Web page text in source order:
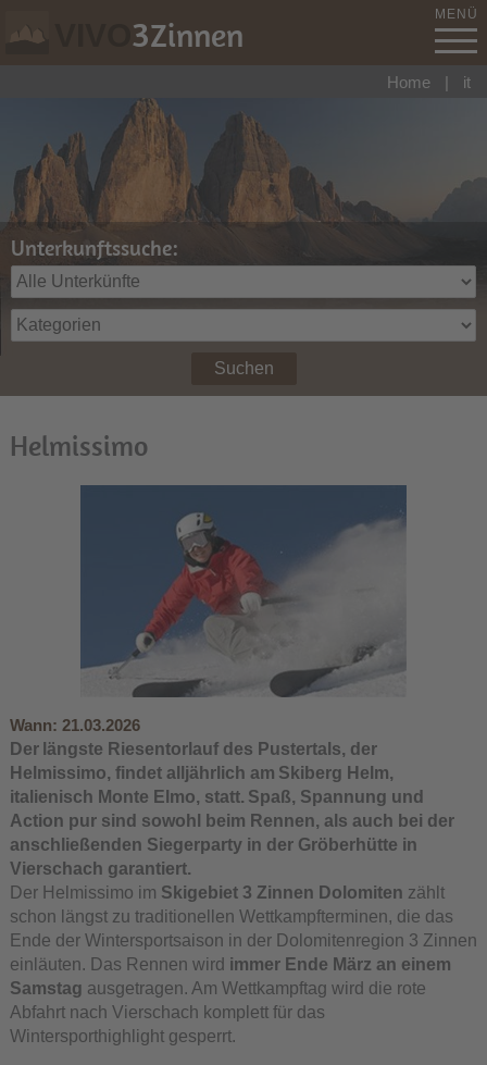
3Zinnen MENÜ
Unterkunftssuche:
Suchen
Home | it
Helmissimo
Wann: 21.03.2026
Der längste Riesentorlauf des Pustertals, der
Helmissimo, findet alljährlich am Skiberg Helm,
italienisch Monte Elmo, statt. Spaß, Spannung und
Action pur sind sowohl beim Rennen, als auch bei der
anschließenden Siegerparty in der Gröberhütte in
Vierschach garantiert.
Der Helmissimo im Skigebiet 3 Zinnen Dolomiten zählt
schon längst zu traditionellen Wettkampfterminen, die das
Ende der Wintersportsaison in der Dolomitenregion 3 Zinnen
einläuten. Das Rennen wird immer Ende März an einem
Samstag ausgetragen. Am Wettkampftag wird die rote
Abfahrt nach Vierschach komplett für das
Wintersporthighlight gesperrt.